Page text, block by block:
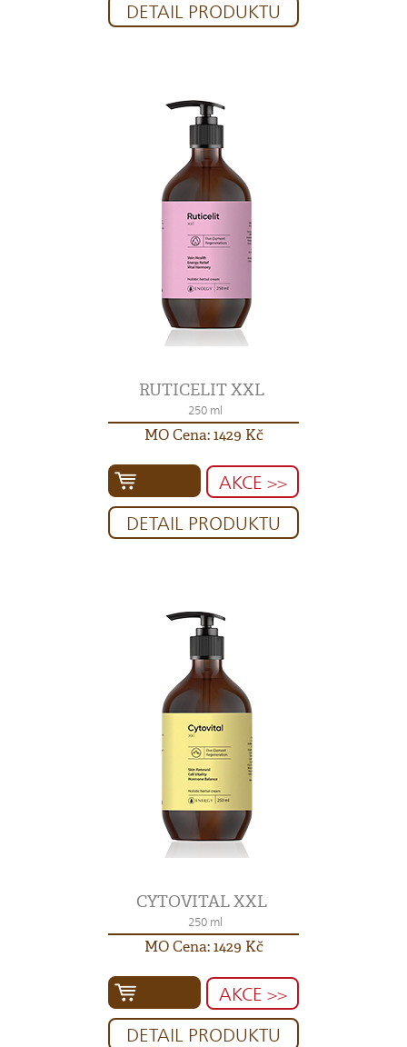
DETAIL PRODUKTU
RUTICELIT XXL
250 ml
MO Cena: 1429 Kč
AKCE >>
DETAIL PRODUKTU
CYTOVITAL XXL
250 ml
MO Cena: 1429 Kč
AKCE >>
DETAIL PRODUKTU